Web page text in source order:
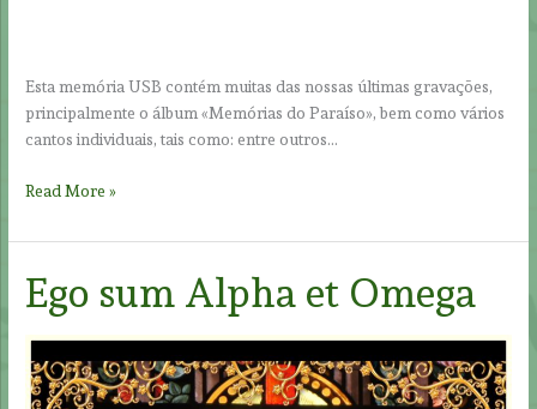
Esta memória USB contém muitas das nossas últimas gravações,
principalmente o álbum «Memórias do Paraíso», bem como vários
cantos individuais, tais como: entre outros…
Chave
Read More »
Ego sum Alpha et Omega